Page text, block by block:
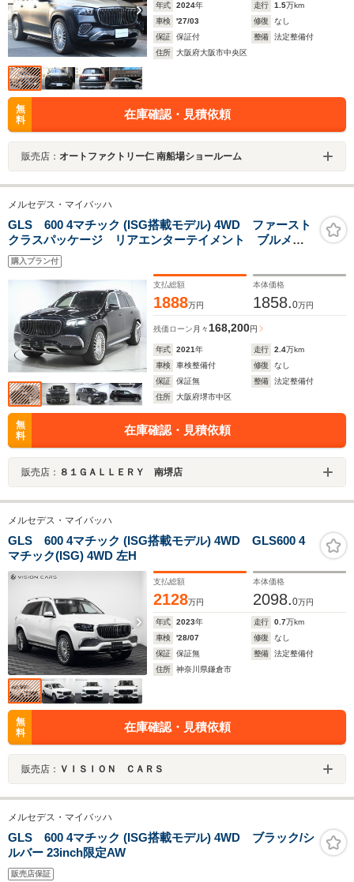
年式 2024年 走行 1.5万km
車検
'27/03 修復
なし
保証
保証付 整備
法定整備付
住所
大阪府大阪市中央区
無
料
在庫確認・見積依頼
販売店： オートファクトリー仁 南船場ショールーム
メルセデス・マイバッハ
GLS 600 4マチック (ISG搭載モデル) 4WD ファースト
クラスパッケージ リアエンターテイメント ブルメス
ターサウンド パノラミックサンルーフ ブラックナッ
パレザーシート シートヒーター・ベンチレーション
ヘッドホン 純正ワイングラス・クッション
購入プラン付
支払総額
1888万円
本体価格
1858.0万円
残価ローン 月々 168,200円
年式 2021年 走行 2.4万km
車検
車検整備付 修復
なし
保証
保証無 整備
法定整備付
住所
大阪府堺市中区
無
料
在庫確認・見積依頼
販売店： ８１ＧＡＬＬＥＲＹ 南堺店
メルセデス・マイバッハ
GLS 600 4マチック (ISG搭載モデル) 4WD GLS600 4
マチック(ISG) 4WD 左H
支払総額
2128万円
本体価格
2098.0万円
年式 2023年 走行 0.7万km
車検
'28/07 修復
なし
保証
保証無 整備
法定整備付
住所
神奈川県鎌倉市
無
料
在庫確認・見積依頼
販売店： ＶＩＳＩＯＮ ＣＡＲＳ
メルセデス・マイバッハ
GLS 600 4マチック (ISG搭載モデル) 4WD ブラック/シ
ルバー 23inch限定AW
販売店保証